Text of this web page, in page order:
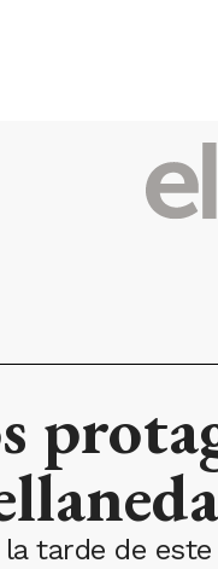
tarde de